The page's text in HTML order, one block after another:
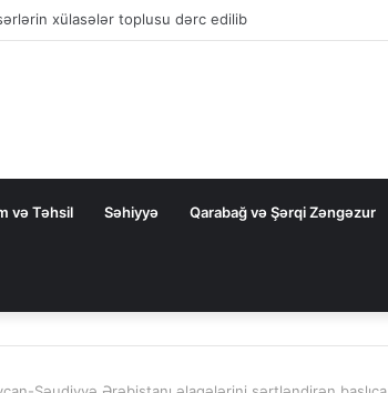
dərinləşdirməyə hazırdır
və Təhsil Səhiyyə Qarabağ və Şərqi Zəngəzur